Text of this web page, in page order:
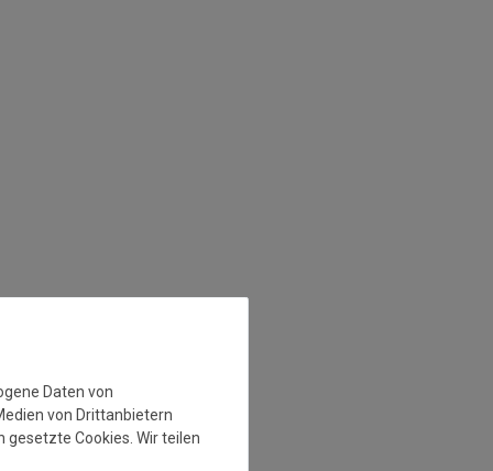
Daten von
von Drittanbietern
Cookies. Wir teilen